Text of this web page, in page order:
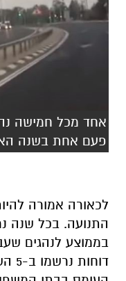
אחד מכל חמישה
פעם אחת בשנה
לכאורה אמורה